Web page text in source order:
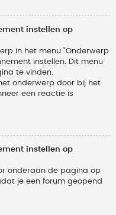
instellen op
in het menu “Onderwerp
instellen. Dit menu
te vinden.
onderwerp door bij het
een reactie is
instellen op
onderaan de pagina op
je een forum geopend